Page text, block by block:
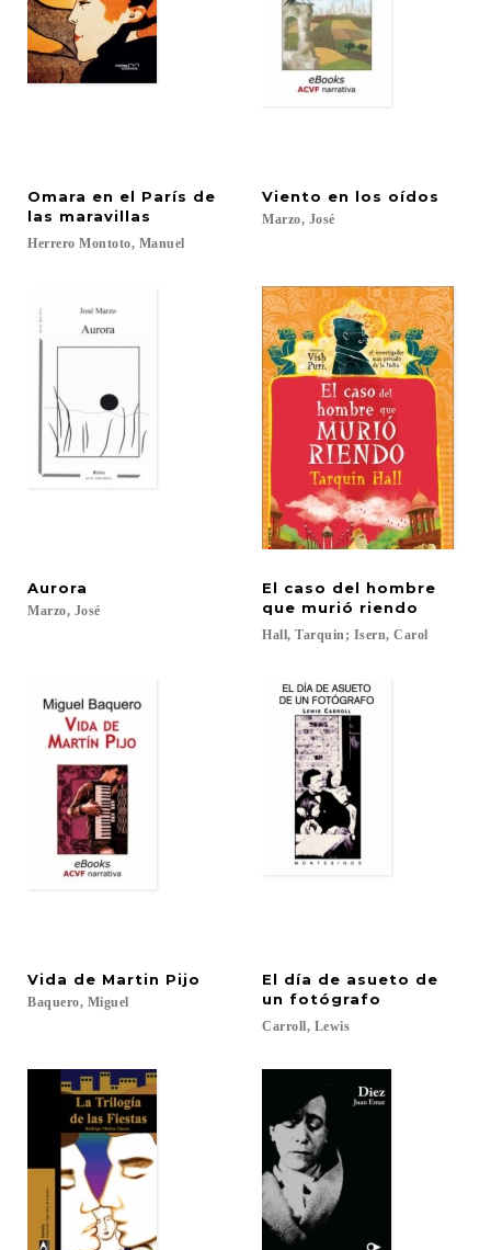
Omara en el París de
las maravillas
Herrero Montoto, Manuel
Viento en los oídos
Marzo, José
Aurora
Marzo, José
El caso del hombre
que murió riendo
Hall, Tarquin; Isern, Carol
Vida de Martin Pijo
Baquero, Miguel
El día de asueto de
un fotógrafo
Carroll, Lewis